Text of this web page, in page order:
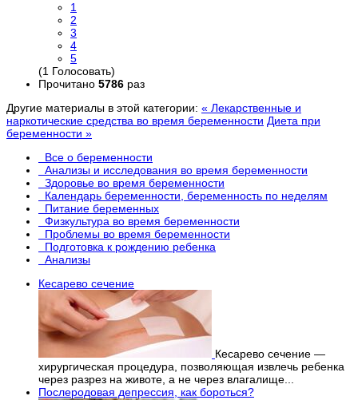
1
2
3
4
5
(1 Голосовать)
Прочитано 5786 раз
Другие материалы в этой категории: « Лекарственные и
наркотические средства во время беременности Диета при
беременности »
Все о беременности
Анализы и исследования во время беременности
Здоровье во время беременности
Календарь беременности, беременность по неделям
Питание беременных
Физкультура во время беременности
Проблемы во время беременности
Подготовка к рождению ребенка
Анализы
Кесарево сечение
Кесарево сечение —
хирургическая процедура, позволяющая извлечь ребенка
через разрез на животе, а не через влагалище...
Послеродовая депрессия, как бороться?